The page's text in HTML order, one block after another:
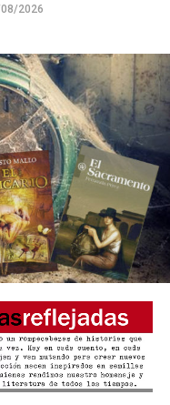
en la
hasta
de
en el
que
de los
y
de
2026